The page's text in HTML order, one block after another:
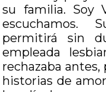
su familia. Soy
escuchamos.
permitirá sin
empleada
rechazaba
historias de